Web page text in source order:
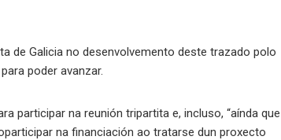
de Galicia no desenvolvemento deste trazado polo
poder avanzar.
participar na reunión tripartita e, incluso, “aínda que
na financiación ao tratarse dun proxecto